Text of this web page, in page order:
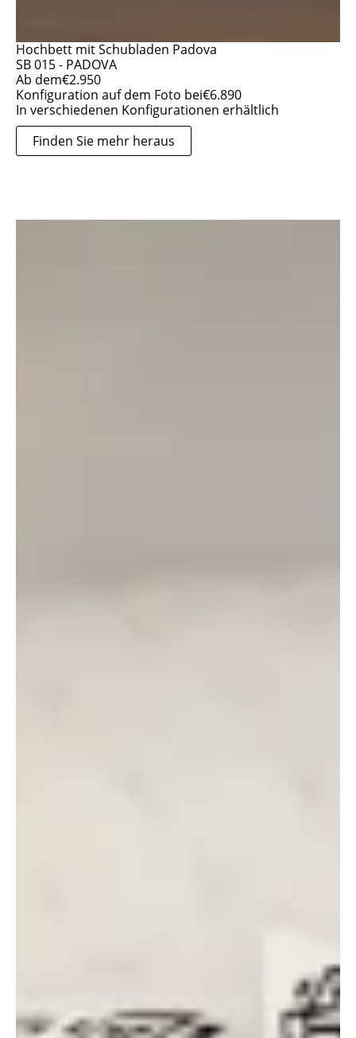
Hochbett mit Schubladen Padova
SB 015 - PADOVA
Ab dem€2.950
Konfiguration auf dem Foto bei€6.890
In verschiedenen Konfigurationen erhältlich
Finden Sie mehr heraus